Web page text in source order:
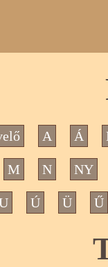
A Á
M N NY
Ú Ü Ű